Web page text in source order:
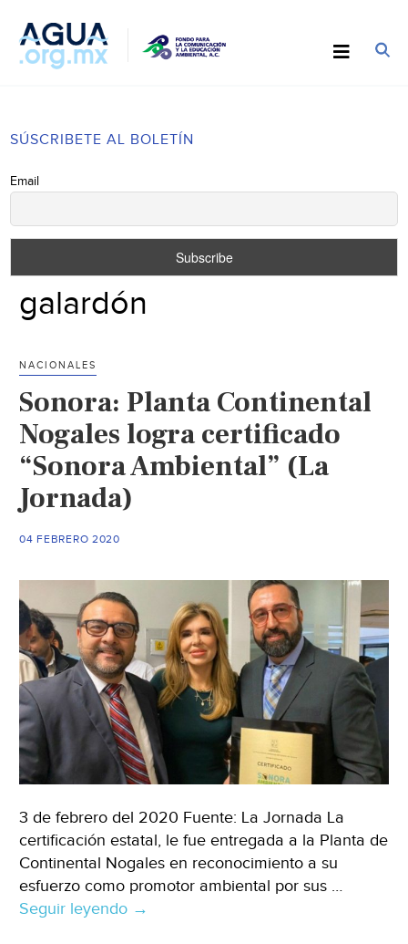
SÚSCRIBETE AL BOLETÍN
Email
galardón
NACIONALES
Sonora: Planta Continental
Nogales logra certificado
“Sonora Ambiental” (La
Jornada)
04 FEBRERO 2020
3 de febrero del 2020 Fuente: La Jornada La
certificación estatal, le fue entregada a la Planta de
Continental Nogales en reconocimiento a su
esfuerzo como promotor ambiental por sus …
Seguir leyendo Sonora:
→